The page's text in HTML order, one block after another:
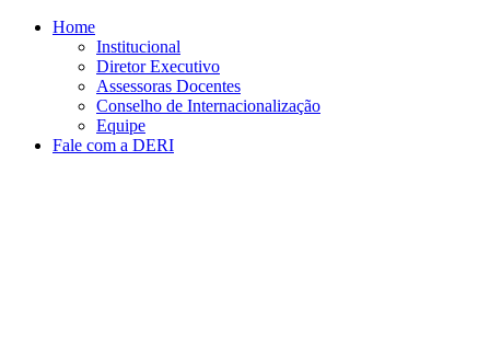
Conteúdo principal
Home
Institucional
Diretor Executivo
Assessoras Docentes
Conselho de Internacionalização
Equipe
Fale com a DERI